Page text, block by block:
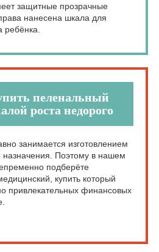
защитные прозрачные
нанесена шкала для
ребёнка.
пеленальный
роста недорого
занимается изготовлением
назначения. Поэтому в нашем
подберёте
купить который
привлекательных финансовых